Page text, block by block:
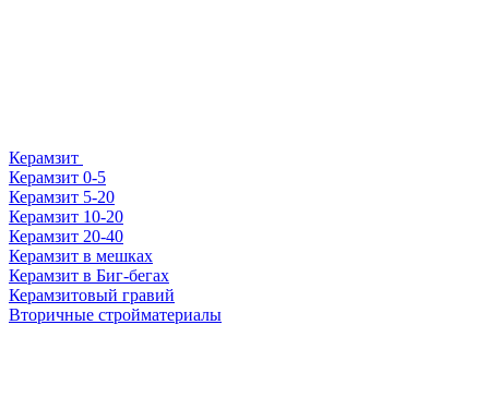
Керамзит
Керамзит 0-5
Керамзит 5-20
Керамзит 10-20
Керамзит 20-40
Керамзит в мешках
Керамзит в Биг-бегах
Керамзитовый гравий
Вторичные стройматериалы